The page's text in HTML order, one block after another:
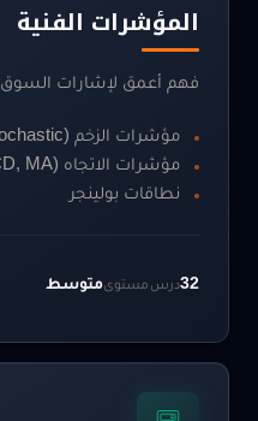
المؤشرات الفنية
فهم أعمق لإشارات السوق
مؤشرات الزخم (RSI, Stochastic)
مؤشرات الاتجاه (MACD, MA)
نطاقات بولينجر
32درس مستوىمتوسط